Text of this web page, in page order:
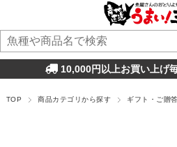
10,000円以上お買い上げ
TOP 商品カテゴリから探す ギフト・ご贈